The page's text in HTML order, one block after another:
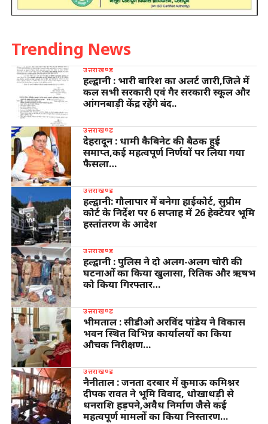
Trending News
उत्तराखण्ड
हल्द्वानी : भारी बारिश का अलर्ट जारी,जिले में
कल सभी सरकारी एवं गैर सरकारी स्कूल और
आंगनबाड़ी केंद्र रहेंगे बंद..
उत्तराखण्ड
देहरादून : धामी कैबिनेट की बैठक हुई
समाप्त,कई महत्वपूर्ण निर्णयों पर लिया गया
फैसला…
उत्तराखण्ड
हल्द्वानी: गौलापार में बनेगा हाईकोर्ट, सुप्रीम
कोर्ट के निर्देश पर 6 सप्ताह में 26 हेक्टेयर भूमि
हस्तांतरण के आदेश
उत्तराखण्ड
हल्द्वानी : पुलिस ने दो अलग-अलग चोरी की
घटनाओं का किया खुलासा, रितिक और ऋषभ
को किया गिरफ्तार…
उत्तराखण्ड
भीमताल : सीडीओ अरविंद पांडेय ने विकास
भवन स्थित विभिन्न कार्यालयों का किया
औचक निरीक्षण…
उत्तराखण्ड
नैनीताल : जनता दरबार में कुमाऊ कमिश्नर
दीपक रावत ने भूमि विवाद, धोखाधड़ी से
धनराशि हड़पने,अवैध निर्माण जैसे कई
महत्वपूर्ण मामलों का किया निस्तारण…